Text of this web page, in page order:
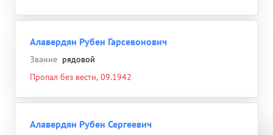
Алавердян Рубен Гарсевонович
Звание рядовой
Пропал без вести, 09.1942
Алавердян Рубен Сергеевич